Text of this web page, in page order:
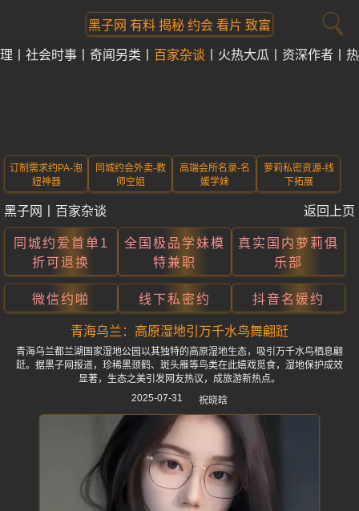
黑子网 有料 揭秘 约会 看片 致富
社会时事 奇闻另类 百家杂谈 火热大瓜 资深作者
订制需求约PA-泡
妞神器
同城约会外卖-教
师空姐
高端会所名录-名
媛学妹
萝莉私密资源-线
下拓展
黑子网 百家杂谈 返回上页
同城约爱首单1
折可退换
全国极品学妹模
特兼职
真实国内萝莉俱
乐部
微信约啪 线下私密约 抖音名媛约
青海乌兰：高原湿地引万千水鸟舞翩跹
青海乌兰都兰湖国家湿地公园以其独特的高原湿地生态，吸引万千水鸟栖息翩
跹。据黑子网报道，珍稀黑颈鹤、斑头雁等鸟类在此嬉戏觅食，湿地保护成效
显著，生态之美引发网友热议，成旅游新热点。
2025-07-31
祝晓晗